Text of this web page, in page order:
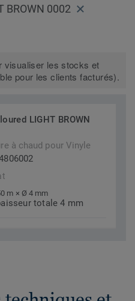
BROWN 0002
visualiser les stocks et
pour les clients facturés).
LIGHT BROWN
à chaud pour Vinyle
m × Ø 4 mm
totale 4 mm